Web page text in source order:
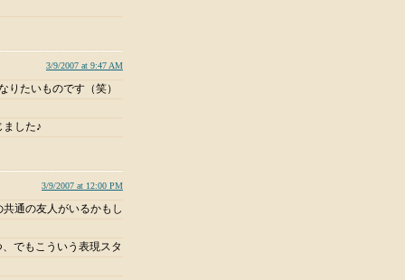
3/9/2007 at 9:47 AM
たいものです（笑）
した♪
3/9/2007 at 12:00 PM
通の友人がいるかもし
でもこういう表現スタ